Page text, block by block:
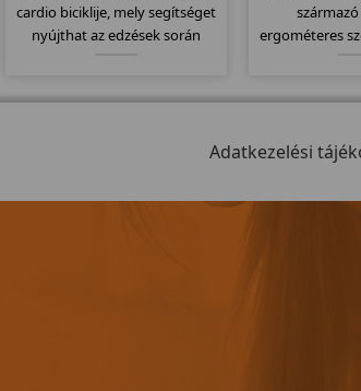
cardio biciklije, mely segítséget
nyújthat az edzések során
típusnál már lényegesen
ergométeres
extra 150kg-
Adatkezelési